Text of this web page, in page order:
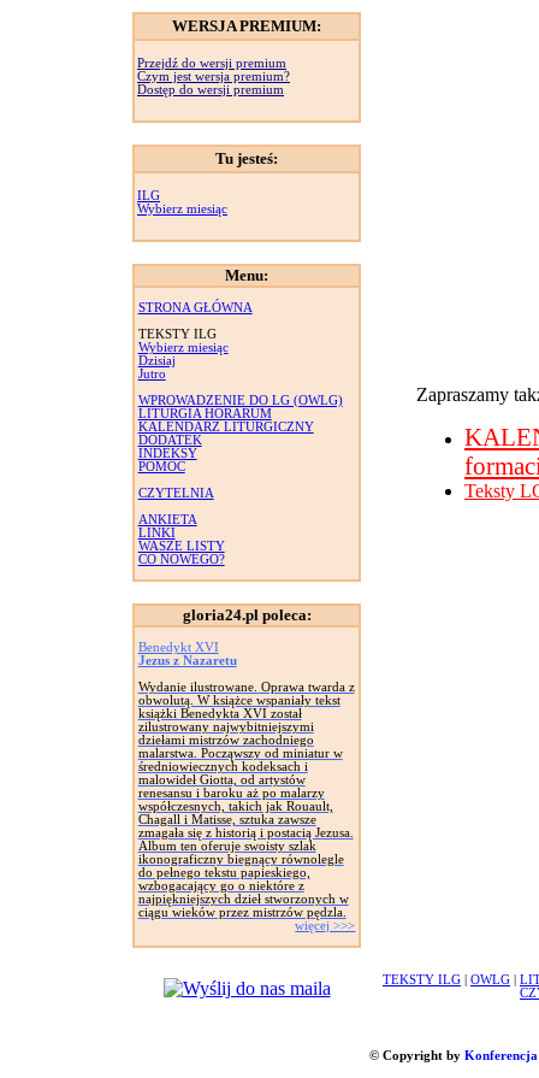
WERSJA PREMIUM:
Przejdź do wersji premium
Czym jest wersja premium?
Dostęp do wersji premium
Tu jesteś:
ILG
Wybierz miesiąc
Menu:
STRONA GŁÓWNA
TEKSTY ILG
Wybierz miesiąc
Dzisiaj
Jutro
WPROWADZENIE DO LG (OWLG)
LITURGIA HORARUM
KALENDARZ LITURGICZNY
DODATEK
INDEKSY
POMOC
CZYTELNIA
ANKIETA
LINKI
WASZE LISTY
CO NOWEGO?
gloria24.pl poleca:
Benedykt XVI
Jezus z Nazaretu
Wydanie ilustrowane. Oprawa twarda z
obwolutą. W książce wspaniały tekst
książki Benedykta XVI został
zilustrowany najwybitniejszymi
dziełami mistrzów zachodniego
malarstwa. Począwszy od miniatur w
średniowiecznych kodeksach i
malowideł Giotta, od artystów
renesansu i baroku aż po malarzy
współczesnych, takich jak Rouault,
Chagall i Matisse, sztuka zawsze
zmagała się z historią i postacią Jezusa.
Album ten oferuje swoisty szlak
ikonograficzny biegnący równolegle
do pełnego tekstu papieskiego,
wzbogacający go o niektóre z
najpiękniejszych dzieł stworzonych w
ciągu wieków przez mistrzów pędzla.
więcej >>>
Zapraszamy
Teksty
TEKSTY ILG OWLG
© Copyright by Konferencja